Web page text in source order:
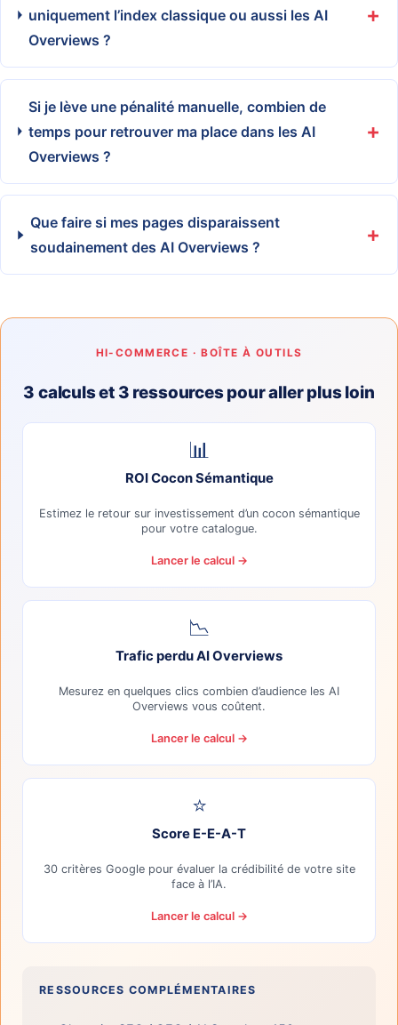
uniquement l’index classique ou aussi les AI
Overviews ?
Si je lève une pénalité manuelle, combien de
temps pour retrouver ma place dans les AI
Overviews ?
Que faire si mes pages disparaissent
soudainement des AI Overviews ?
HI-COMMERCE · BOÎTE À OUTILS
3 calculs et 3 ressources pour aller plus loin
📊
ROI Cocon Sémantique
Estimez le retour sur investissement d’un cocon sémantique
pour votre catalogue.
Lancer le calcul →
📉
Trafic perdu AI Overviews
Mesurez en quelques clics combien d’audience les AI
Overviews vous coûtent.
Lancer le calcul →
⭐
Score E-E-A-T
30 critères Google pour évaluer la crédibilité de votre site
face à l’IA.
Lancer le calcul →
RESSOURCES COMPLÉMENTAIRES